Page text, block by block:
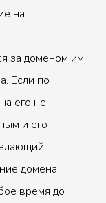
на
за доменом им
Если по
его не
и его
домена
время до